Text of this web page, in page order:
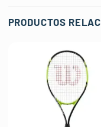
PRODUCTOS